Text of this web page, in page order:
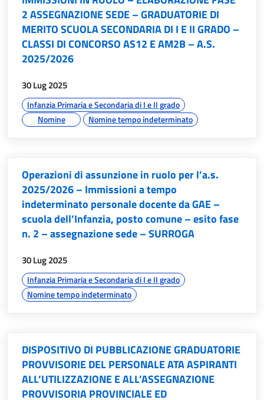
2 ASSEGNAZIONE SEDE – GRADUATORIE DI
MERITO SCUOLA SECONDARIA DI I E II GRADO –
CLASSI DI CONCORSO AS12 E AM2B – A.S.
2025/2026
data:
30 Lug 2025
argomenti:
Infanzia Primaria e Secondaria di I e II grado
Nomine
Nomine tempo indeterminato
Operazioni di assunzione in ruolo per l’a.s.
2025/2026 – Immissioni a tempo
indeterminato personale docente da GAE –
scuola dell’Infanzia, posto comune – esito fase
n. 2 – assegnazione sede – SURROGA
data:
30 Lug 2025
argomenti:
Infanzia Primaria e Secondaria di I e II grado
Nomine tempo indeterminato
DISPOSITIVO DI PUBBLICAZIONE GRADUATORIE
PROVVISORIE DEL PERSONALE ATA ASPIRANTI
ALL’UTILIZZAZIONE E ALL’ASSEGNAZIONE
PROVVISORIA PROVINCIALE ED